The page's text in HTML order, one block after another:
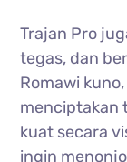
Trajan Pro
tegas, dan
Romawi kuno,
menciptakan
kuat secara
ingin